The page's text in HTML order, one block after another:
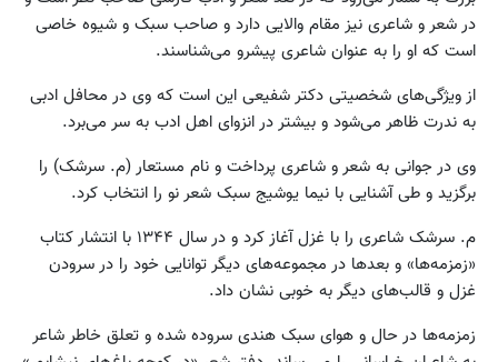
در شعر و شاعری نیز مقام والایی دارد و صاحب سبک و شیوه خاصی
است که او را به عنوان شاعری پیشرو می‌شناسند.
از ویژگی‌های شخصیتی دکتر شفیعی این است که وی در محافل ادبی
به ندرت ظاهر می‌شود و بیشتر در انزوای اهل ادب به سر می‌برد.
وی در ‌جوانی ‌به ‌شعر و شاعری ‌پرداخت و ‌نام مستعار ‌(م‌. سرشک‌) را
برگزید و طی ‌آشنایی ‌با ‌نیما یوشیج سبک‌ شعر نو را انتخاب ‌کرد.
م. سرشک شاعری را با غزل آغاز کرد و در سال ۱۳۴۴ با انتشار کتاب
«زمزمه‌ها» و بعدها در مجموعه‌های دیگر توانایی خود را در سرودن
غزل و قالب‌های دیگر به خوبی نشان داد.
زمزمه‌ها در حال و هوای سبک هندی سروده شده و تعلق خاطر شاعر